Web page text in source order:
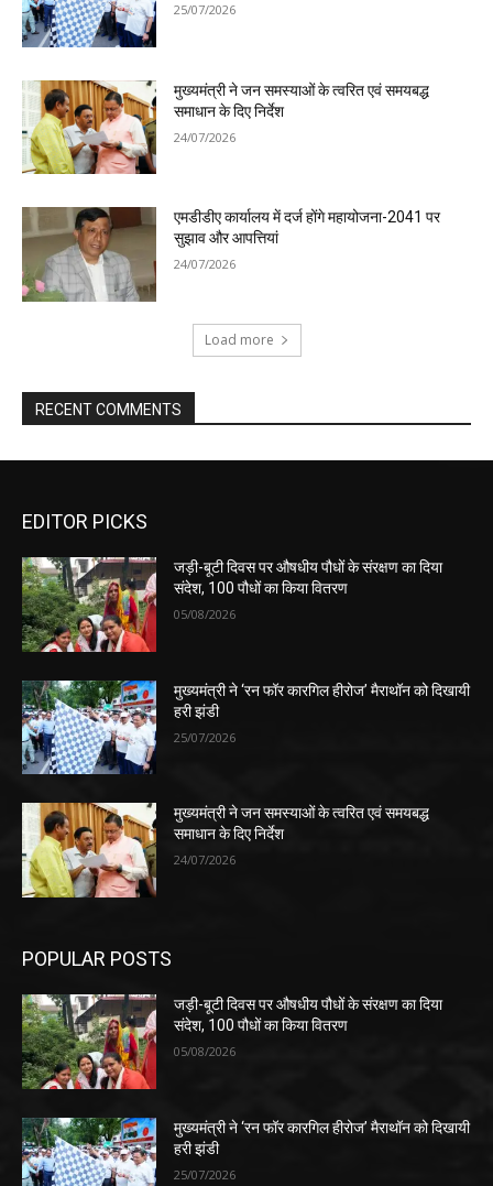
25/07/2026
मुख्यमंत्री ने जन समस्याओं के त्वरित एवं समयबद्ध
समाधान के दिए निर्देश
24/07/2026
एमडीडीए कार्यालय में दर्ज होंगे महायोजना-2041 पर
सुझाव और आपत्तियां
24/07/2026
Load more
RECENT COMMENTS
EDITOR PICKS
जड़ी-बूटी दिवस पर औषधीय पौधों के संरक्षण का दिया
संदेश, 100 पौधों का किया वितरण
05/08/2026
मुख्यमंत्री ने ‘रन फॉर कारगिल हीरोज’ मैराथॉन को दिखायी
हरी झंडी
25/07/2026
मुख्यमंत्री ने जन समस्याओं के त्वरित एवं समयबद्ध
समाधान के दिए निर्देश
24/07/2026
POPULAR POSTS
जड़ी-बूटी दिवस पर औषधीय पौधों के संरक्षण का दिया
संदेश, 100 पौधों का किया वितरण
05/08/2026
मुख्यमंत्री ने ‘रन फॉर कारगिल हीरोज’ मैराथॉन को दिखायी
हरी झंडी
25/07/2026